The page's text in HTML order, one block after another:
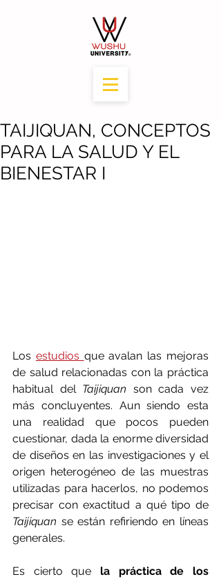
TAIJIQUAN, CONCEPTOS
PARA LA SALUD Y EL
BIENESTAR I
Los estudios que avalan las mejoras
de salud relacionadas con la práctica
habitual del Taijiquan son cada vez
más concluyentes. Aun siendo esta
una realidad que pocos pueden
cuestionar, dada la enorme diversidad
de diseños en las investigaciones y el
origen heterogéneo de las muestras
utilizadas para hacerlos, no podemos
Taijiquan se están refiriendo en líneas
generales.
Es cierto que la práctica de los